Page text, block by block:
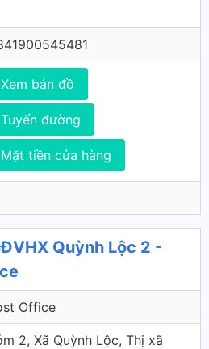
Xem bản đồ
Tuyến đường
Mặt tiền cửa hàng
Quỳnh Lộc 2 -
Office
2, Xã Quỳnh Lộc, Thị xã